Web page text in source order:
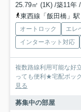
25.79㎡ (1K) /築11年
東西線「飯田橋」
オートロック エレ
インターネット対応
複数路線利用可能な好
っても便利★宅配ボッ
見る
募集中の部屋